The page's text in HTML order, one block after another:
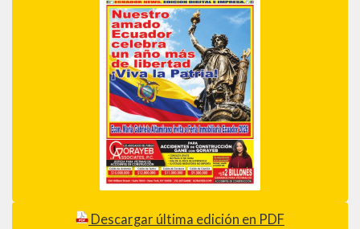
Descargar última edición en PDF